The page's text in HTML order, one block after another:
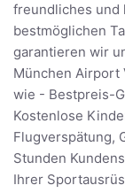
freundliches und
bestmöglichen
garantieren wir
München Airport
wie - Bestpreis-
Kostenlose
Flugverspätung,
Stunden
Ihrer